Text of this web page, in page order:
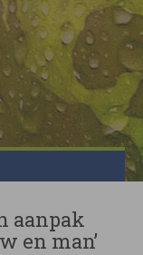
aanpak
en man’